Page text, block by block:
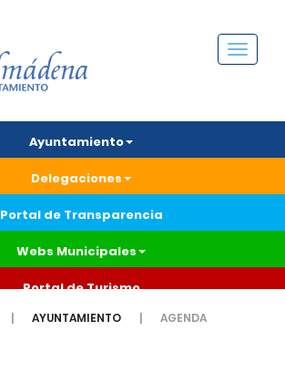
Menú
Ayuntamiento
Delegaciones
Portal de Transparencia
Webs Municipales
Portal de Turismo
AYUNTAMIENTO AGENDA